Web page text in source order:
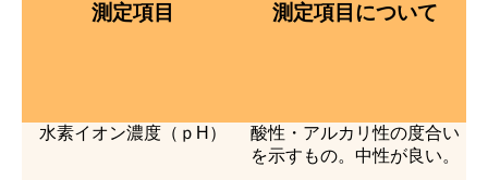
測定項目 測定項目について
水素イオン濃度（ｐH）
酸性・アルカリ性の度合い
を示すもの。中性が良い。